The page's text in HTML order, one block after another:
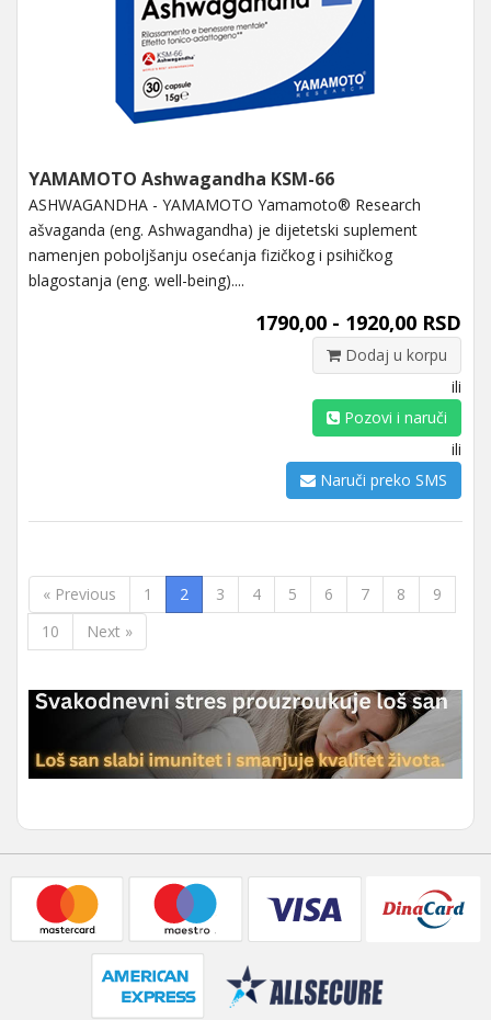
YAMAMOTO Ashwagandha KSM-66
ASHWAGANDHA - YAMAMOTO Yamamoto® Research
ašvaganda (eng. Ashwagandha) je dijetetski suplement
namenjen poboljšanju osećanja fizičkog i psihičkog
blagostanja (eng. well-being)....
1790,00 - 1920,00 RSD
Dodaj u korpu
ili
Pozovi i naruči
ili
Naruči preko SMS
« Previous 1 2 3 4 5 6 7 8
9
10
Next »